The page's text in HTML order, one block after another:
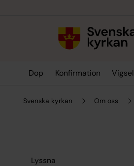
Dop Konfirmation Vigsel
Svenska kyrkan Om oss
Lyssna